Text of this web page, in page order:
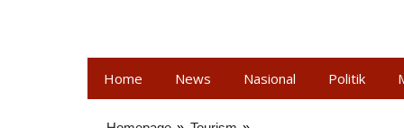
Home News Nasional Politik